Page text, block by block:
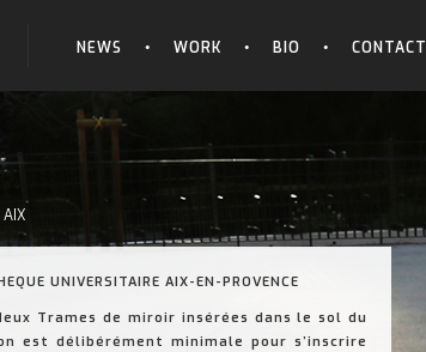
NEWS WORK BIO CONTACT
AIX
UNIVERSITAIRE AIX-EN-PROVENCE
Trames de miroir insérées dans le sol du
est délibérément minimale pour s’inscrire